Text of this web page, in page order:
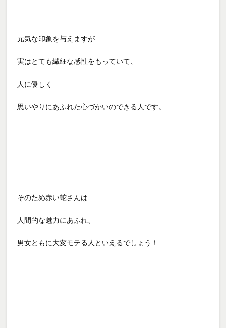
元気な印象を与えますが
実はとても繊細な感性をもっていて、
人に優しく
思いやりにあふれた心づかいのできる人です。
そのため赤い蛇さんは
人間的な魅力にあふれ、
男女ともに大変モテる人といえるでしょう！